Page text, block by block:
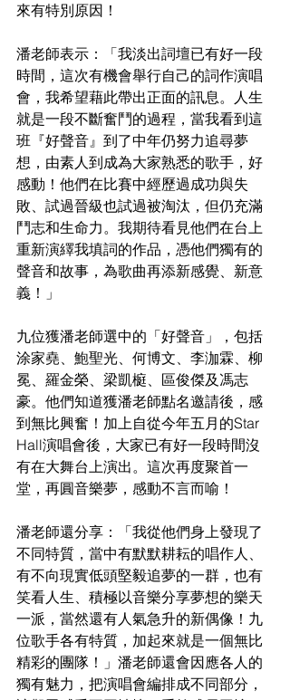
來有特別原因！
潘老師表示：「我淡出詞壇已有好一段
時間，這次有機會舉行自己的詞作演唱
會，我希望藉此帶出正面的訊息。人生
就是一段不斷奮鬥的過程，當我看到這
班『好聲音』到了中年仍努力追尋夢
想，由素人到成為大家熟悉的歌手，好
感動！他們在比賽中經歷過成功與失
敗、試過晉級也試過被淘汰，但仍充滿
鬥志和生命力。我期待看見他們在台上
重新演繹我填詞的作品，憑他們獨有的
聲音和故事，為歌曲再添新感覺、新意
義！」
九位獲潘老師選中的「好聲音」，包括
涂家堯、鮑聖光、何博文、李泇霖、柳
冕、羅金榮、梁凱榳、區俊傑及馮志
豪。他們知道獲潘老師點名邀請後，感
到無比興奮！加上自從今年五月的Star
Hall演唱會後，大家已有好一段時間沒
有在大舞台上演出。這次再度聚首一
堂，再圓音樂夢，感動不言而喻！
潘老師還分享：「我從他們身上發現了
不同特質，當中有默默耕耘的唱作人、
有不向現實低頭堅毅追夢的一群，也有
笑看人生、積極以音樂分享夢想的樂天
一派，當然還有人氣急升的新偶像！九
位歌手各有特質，加起來就是一個無比
精彩的團隊！」潘老師還會因應各人的
獨有魅力，把演唱會編排成不同部分，